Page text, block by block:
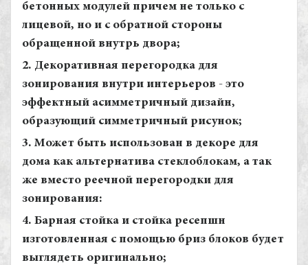
бетонных модулей причем не только с
лицевой, но и с обратной стороны
обращенной внутрь двора;
2. Декоративная перегородка для
зонирования внутри интерьеров - это
эффектный асимметричный дизайн,
образующий симметричный рисунок;
3. Может быть использован в декоре для
дома как альтернатива стеклоблокам, а так
же вместо реечной перегородки для
зонирования:
4. Барная стойка и стойка ресепшн
изготовленная с помощью бриз блоков будет
выглядеть оригинально;